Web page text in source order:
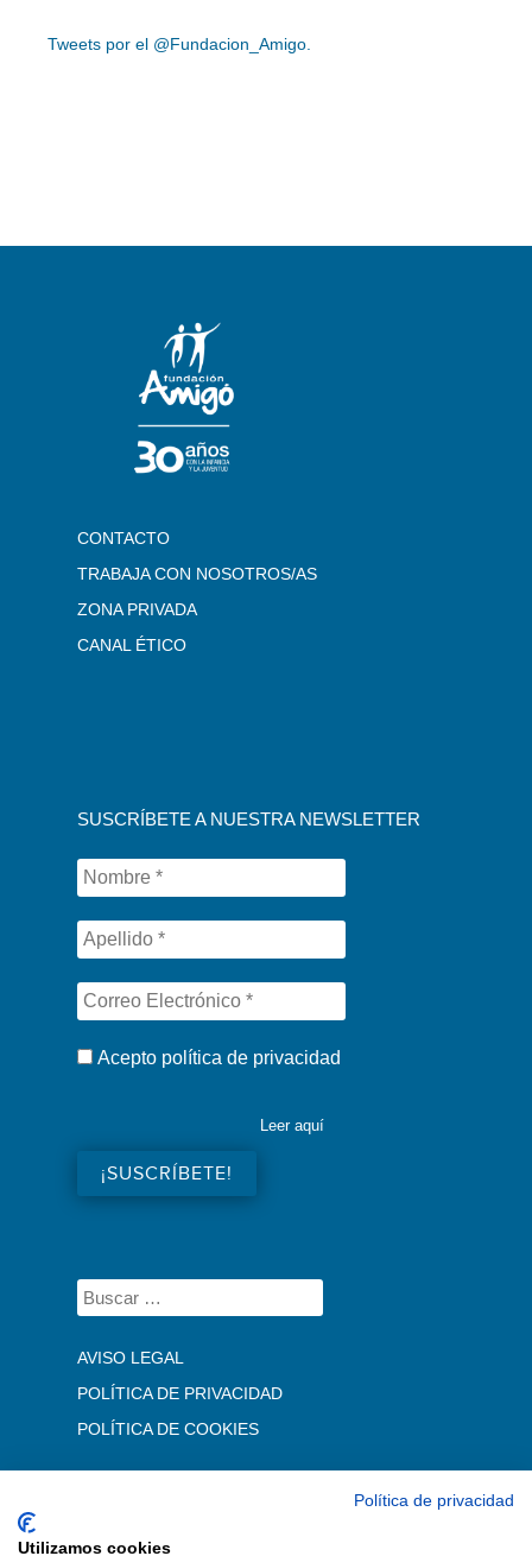
Tweets por el @Fundacion_Amigo.
CONTACTO
TRABAJA CON NOSOTROS/AS
ZONA PRIVADA
CANAL ÉTICO
SUSCRÍBETE A NUESTRA NEWSLETTER
Acepto política de privacidad
Leer aquí
AVISO LEGAL
POLÍTICA DE PRIVACIDAD
POLÍTICA DE COOKIES
Política de privacidad
Utilizamos cookies